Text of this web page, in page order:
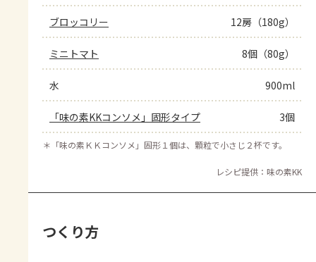
ブロッコリー 12房（180g）
ミニトマト 8個（80g）
水 900ml
「味の素KKコンソメ」固形タイプ 3個
＊ 「味の素ＫＫコンソメ」固形１個は、顆粒で小さじ２杯です。
レシピ提供：味の素KK
つくり方